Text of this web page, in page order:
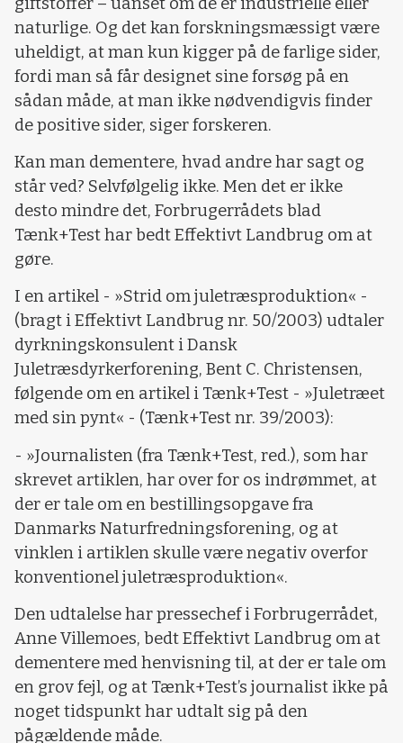
naturlige. Og det kan forskningsmæssigt være
uheldigt, at man kun kigger på de farlige sider,
fordi man så får designet sine forsøg på en
sådan måde, at man ikke nødvendigvis finder
de positive sider, siger forskeren.
Kan man dementere, hvad andre har sagt og
står ved? Selvfølgelig ikke. Men det er ikke
desto mindre det, Forbrugerrådets blad
Tænk+Test har bedt Effektivt Landbrug om at
gøre.
I en artikel - »Strid om juletræsproduktion« -
(bragt i Effektivt Landbrug nr. 50/2003) udtaler
dyrkningskonsulent i Dansk
Juletræsdyrkerforening, Bent C. Christensen,
følgende om en artikel i Tænk+Test - »Juletræet
med sin pynt« - (Tænk+Test nr. 39/2003):
- »Journalisten (fra Tænk+Test, red.), som har
skrevet artiklen, har over for os indrømmet, at
der er tale om en bestillingsopgave fra
Danmarks Naturfredningsforening, og at
vinklen i artiklen skulle være negativ overfor
konventionel juletræsproduktion«.
Den udtalelse har pressechef i Forbrugerrådet,
Anne Villemoes, bedt Effektivt Landbrug om at
dementere med henvisning til, at der er tale om
en grov fejl, og at Tænk+Test’s journalist ikke på
noget tidspunkt har udtalt sig på den
pågældende måde.